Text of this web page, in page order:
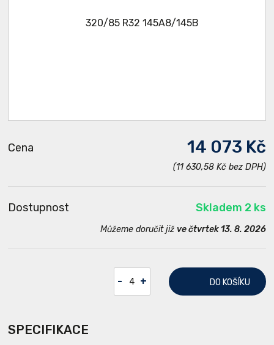
Cena 14 073 Kč
(11 630,58 Kč bez DPH)
Dostupnost Skladem 2 ks
Můžeme doručit již ve čtvrtek 13. 8. 2026
- + DO KOŠÍKU
SPECIFIKACE